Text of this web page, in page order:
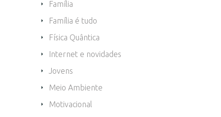
Família
Família é tudo
Física Quântica
Internet e novidades
Jovens
Meio Ambiente
Motivacional